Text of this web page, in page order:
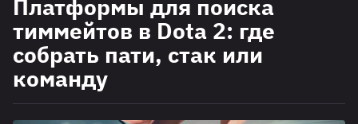
Платформы для поиска
тиммейтов в Dota 2: где
собрать пати, стак или
команду